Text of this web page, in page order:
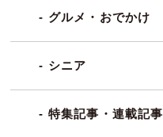
- グルメ・おでかけ
- シニア
- 特集記事・連載記事